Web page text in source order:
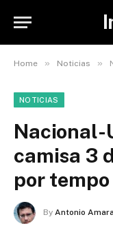
Home » Noticias »
NOTICIAS
Nacional-
camisa 3
por
By Antonio